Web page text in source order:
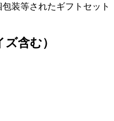
装等されたギフトセット
含む）